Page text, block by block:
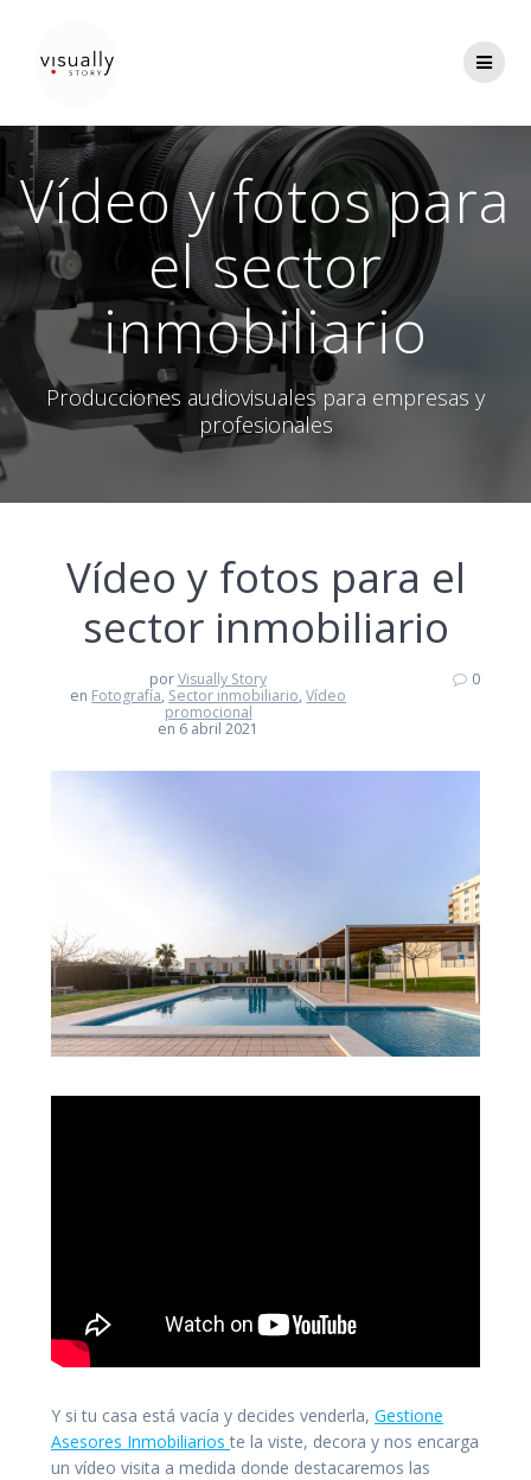
Vídeo y fotos para
el sector
inmobiliario
Producciones audiovisuales para empresas y
profesionales
Vídeo y fotos para el
sector inmobiliario
porVisually Story
en Fotografía, Sector inmobiliario,Vídeo
promocional
en 6 abril 2021
0
Y si tu casa está vacía y decides venderla, Gestione
Asesores Inmobiliarios te la viste, decora y nos encarga
un vídeo visita a medida donde destacaremos las